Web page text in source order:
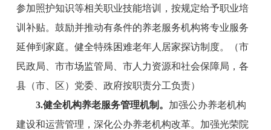
参加照护知识等相关职业技能培训，按规定给予职业培
训补贴。鼓励并推动有条件的养老服务机构将专业服务
延伸到家庭。健全特殊困难老年人居家探访制度。
（市
民政局 市市场监管局、 市人力资源和社会保障局 ，各
县（市、区）党委、政府按职责分工负责）
3.健全机构养老服务管理机制 。 加强公办养老机构
建设和运营管理，深化公办养老机构改革。加强光荣院